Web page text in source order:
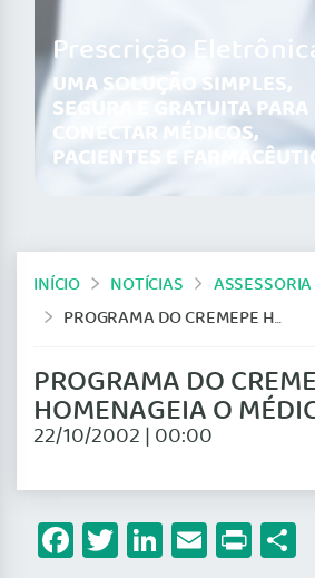
Prescrição
UMA SOLUÇÃO SIMPLES,
SEGURA E GRATUITA PARA
CONECTAR MÉDICOS,
PACIENTES E
INÍCIO NOTÍCIAS
PROGRAMA DO CREMEPE HOMENAGEIA O MÉDICO
PROGRAMA DO
HOMENAGEIA O
22/10/2002 | 00:00
Facebook
Twitter
LinkedIn
Email
Print